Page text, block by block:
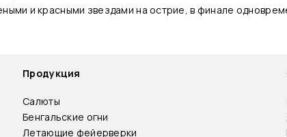
и красными звездами на острие, в финале
Продукция
Салюты
Бенгальские огни
Летающие фейерверки